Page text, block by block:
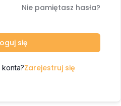
Nie pamiętasz hasła?
się
Zarejestruj się